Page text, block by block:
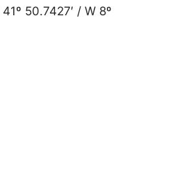
50.7427′ / W 8º